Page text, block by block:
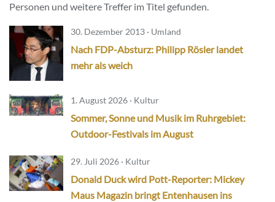
Personen und weitere Treffer im Titel gefunden.
30. Dezember 2013 · Umland
Nach FDP-Absturz: Philipp Rösler landet
mehr als weich
1. August 2026 · Kultur
Sommer, Sonne und Musik im Ruhrgebiet:
Outdoor-Festivals im August
29. Juli 2026 · Kultur
Donald Duck wird Pott-Reporter: Mickey
Maus Magazin bringt Entenhausen ins